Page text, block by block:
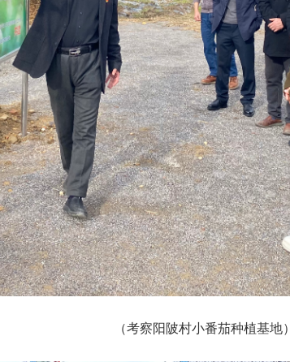
（考察阳陂村小番茄种植基地）